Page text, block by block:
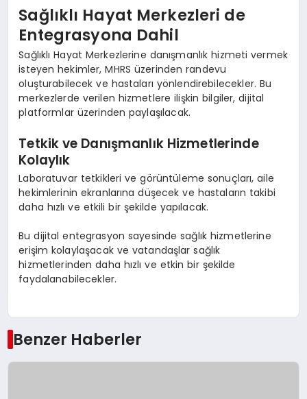
Sağlıklı Hayat Merkezleri de
Entegrasyona Dahil
Sağlıklı Hayat Merkezlerine danışmanlık hizmeti vermek
isteyen hekimler, MHRS üzerinden randevu
oluşturabilecek ve hastaları yönlendirebilecekler. Bu
merkezlerde verilen hizmetlere ilişkin bilgiler, dijital
platformlar üzerinden paylaşılacak.
Tetkik ve Danışmanlık Hizmetlerinde
Kolaylık
Laboratuvar tetkikleri ve görüntüleme sonuçları, aile
hekimlerinin ekranlarına düşecek ve hastaların takibi
daha hızlı ve etkili bir şekilde yapılacak.
Bu dijital entegrasyon sayesinde sağlık hizmetlerine
erişim kolaylaşacak ve vatandaşlar sağlık
hizmetlerinden daha hızlı ve etkin bir şekilde
faydalanabilecekler.
Benzer Haberler